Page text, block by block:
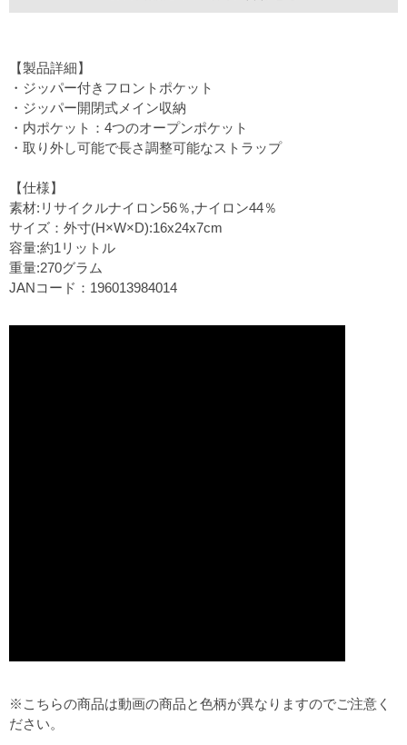
【製品詳細】
・ジッパー付きフロントポケット
・ジッパー開閉式メイン収納
・内ポケット：4つのオープンポケット
・取り外し可能で長さ調整可能なストラップ
【仕様】
素材:リサイクルナイロン56％,ナイロン44％
サイズ：外寸(H×W×D):16x24x7cm
容量:約1リットル
重量:270グラム
JANコード：196013984014
※こちらの商品は動画の商品と色柄が異なりますのでご注意く
ださい。